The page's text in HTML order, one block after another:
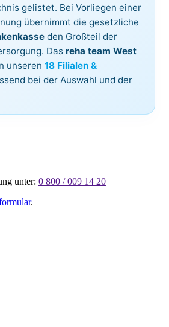
gelistet. Bei Vorliegen einer
übernimmt die gesetzliche
den Großteil der
Das reha team West
unseren 18 Filialen &
bei der Auswahl und der
unter: 0 800 / 009 14 20
.